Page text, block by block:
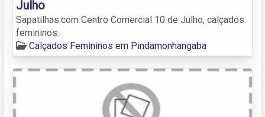
Julho
Sapatilhas.com Centro Comercial 10 de Julho, calçados
femininos.
Calçados Femininos em Pindamonhangaba